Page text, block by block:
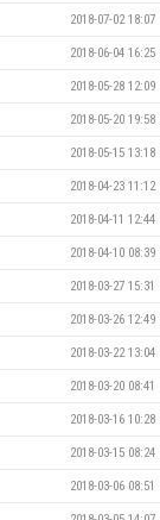
2018-07-02 18:07
2018-06-04 16:25
2018-05-28 12:09
2018-05-20 19:58
2018-05-15 13:18
2018-04-23 11:12
2018-04-11 12:44
2018-04-10 08:39
2018-03-27 15:31
2018-03-26 12:49
2018-03-22 13:04
2018-03-20 08:41
2018-03-16 10:28
2018-03-15 08:24
2018-03-06 08:51